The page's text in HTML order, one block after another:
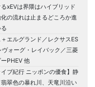
るxEVは界隈はハイブリッド
の流れは止まるどころか進
エルグランド／レクサスES
ヴォーグ・レイバック／三菱
PHEV 他
イブ紀行 ニッポンの優食】静
翠色の暴れ川、天竜川沿い